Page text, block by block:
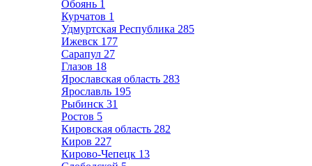
Обоянь 1
Курчатов 1
Удмуртская Республика 285
Ижевск 177
Сарапул 27
Глазов 18
Ярославская область 283
Ярославль 195
Рыбинск 31
Ростов 5
Кировская область 282
Киров 227
Кирово-Чепецк 13